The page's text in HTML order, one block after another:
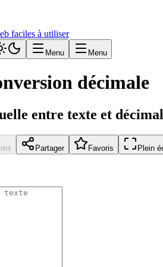
faciles à utiliser
Menu Menu
décimale
entre texte et décimal
Partager Favoris
Plein